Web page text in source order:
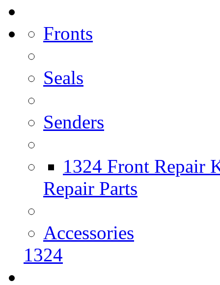
Fronts
Seals
Senders
1324 Front Repair
Repair Parts
Accessories
1324